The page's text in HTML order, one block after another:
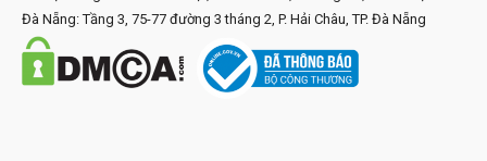
Đà Nẵng: Tầng 3, 75-77 đường 3 tháng 2, P. Hải Châu, TP. Đà Nẵng